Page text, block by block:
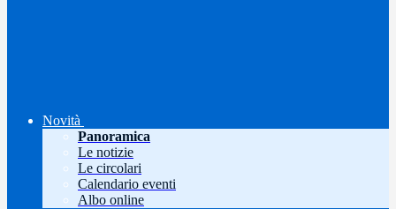
Novità
Panoramica
Le notizie
Le circolari
Calendario eventi
Albo online